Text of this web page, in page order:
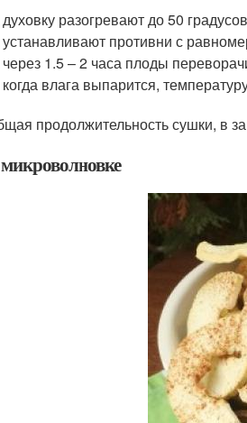
духовку разогревают до 50
устанавливают противни с
через 1.5 – 2 часа плоды
когда влага выпарится,
продолжительность сушки, в